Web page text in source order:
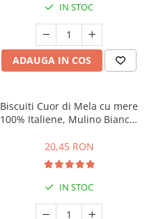
IN STOC
ADAUGA IN COS
Biscuiti Cuor di Mela cu mere
100% Italiene, Mulino Bianco,
20,45 RON
IN STOC